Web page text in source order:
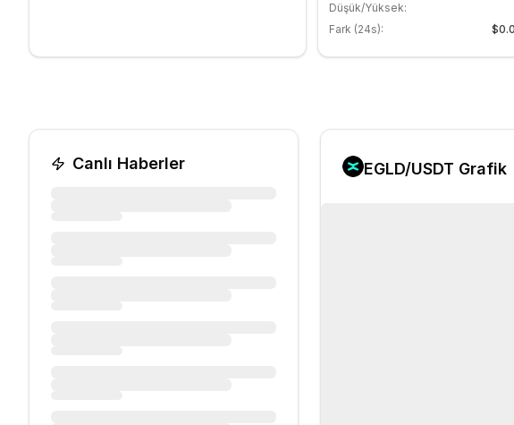
Düşük/Yüksek:
Fark (24s):
Canlı Haberler EGLD/USDT Grafik